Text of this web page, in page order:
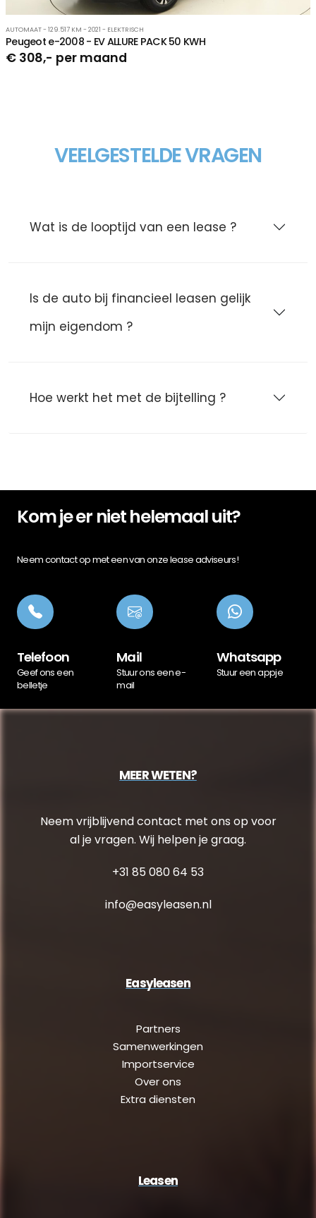
AUTOMAAT - 129.517 KM - 2021 - ELEKTRISCH
Peugeot e-2008 - EV ALLURE PACK 50 KWH
€ 308,- per maand
VEELGESTELDE VRAGEN
Wat is de looptijd van een lease ?
Is de auto bij financieel leasen gelijk
mijn eigendom ?
Hoe werkt het met de bijtelling ?
Kom je er niet helemaal uit?
Neem contact op met een van onze lease adviseurs!
Telefoon
Geef ons een
belletje
Mail
Stuur ons een e-
mail
Whatsapp
Stuur een appje
MEER WETEN?
Neem vrijblijvend contact met ons op voor
al je vragen. Wij helpen je graag.
+31 85 080 64 53
info@easyleasen.nl
Easyleasen
Partners
Samenwerkingen
Importservice
Over ons
Extra diensten
Leasen